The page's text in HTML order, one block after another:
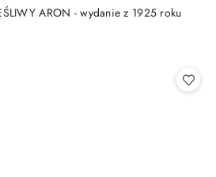
ARON - wydanie z 1925 roku